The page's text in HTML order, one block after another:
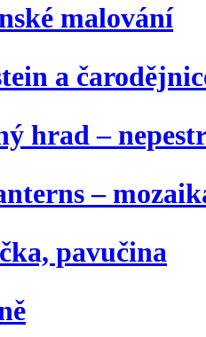
malování
a
hrad –
–
pavučina